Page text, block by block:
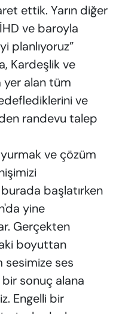
ettik. Yarın diğer
ve baroyla
planlıyoruz”
Kardeşlik ve
yer alan tüm
ve
randevu talep
ve çözüm
başlatırken
yine
Gerçekten
boyuttan
sesimize ses
sonuç alana
Engelli bir